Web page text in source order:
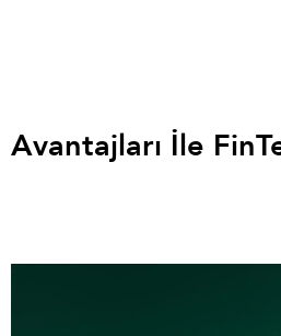
Avantajları İle